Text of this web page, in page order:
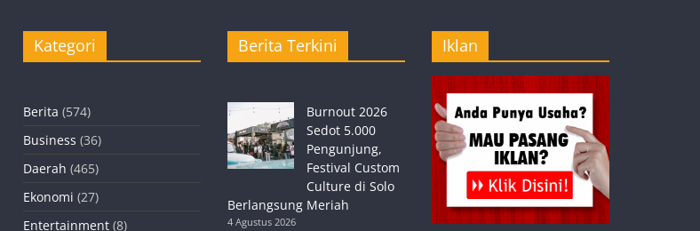
Kategori
Berita (574)
Business (36)
Daerah (465)
Ekonomi (27)
Entertainment (8)
Berita Terkini
Burnout 2026
Sedot 5.000
Pengunjung,
Festival Custom
Culture di Solo
Berlangsung Meriah
4 Agustus 2026
Iklan